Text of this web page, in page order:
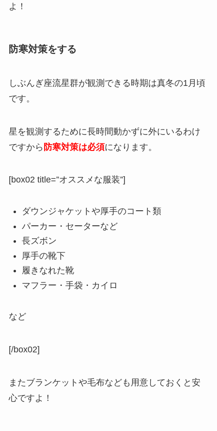
よ！
防寒対策をする
しぶんぎ座流星群が観測できる時期は真冬の1月頃
です。
星を観測するために長時間動かずに外にいるわけ
ですから 防寒対策は必須になります。
[box02 title=”オススメな服装”]
ダウンジャケットや厚手のコート類
パーカー・セーターなど
長ズボン
厚手の靴下
履きなれた靴
マフラー・手袋・カイロ
など
[/box02]
またブランケットや毛布なども用意しておくと安
心ですよ！